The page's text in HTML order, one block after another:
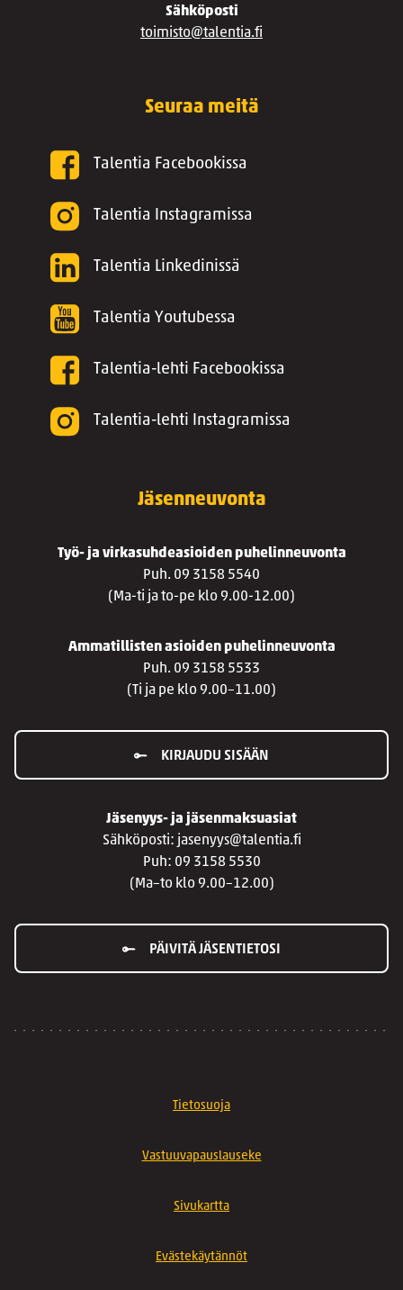
Sähköposti
toimisto@talentia.fi
Seuraa meitä
Talentia Facebookissa
Talentia Instagramissa
Talentia Linkedinissä
Talentia Youtubessa
Talentia-lehti Facebookissa
Talentia-lehti Instagramissa
Jäsenneuvonta
Työ- ja virkasuhdeasioiden puhelinneuvonta
Puh. 09 3158 5540
(Ma-ti ja to-pe klo 9.00-12.00)
Ammatillisten asioiden puhelinneuvonta
Puh. 09 3158 5533
(Ti ja pe klo 9.00–11.00)
KIRJAUDU SISÄÄN
Jäsenyys- ja jäsenmaksuasiat
Sähköposti: jasenyys@talentia.fi
Puh: 09 3158 5530
(Ma–to klo 9.00–12.00)
PÄIVITÄ JÄSENTIETOSI
Tietosuoja
Vastuuvapauslauseke
Sivukartta
Evästekäytännöt